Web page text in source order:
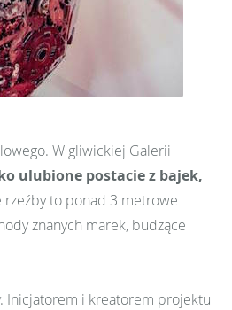
W gliwickiej Galerii
ulubione postacie z bajek,
rzeźby to ponad 3 metrowe
znanych marek, budzące
Inicjatorem i kreatorem projektu